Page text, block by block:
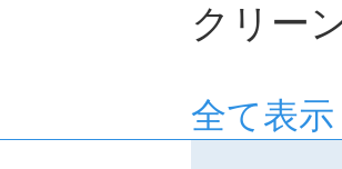
クリー
全て表示